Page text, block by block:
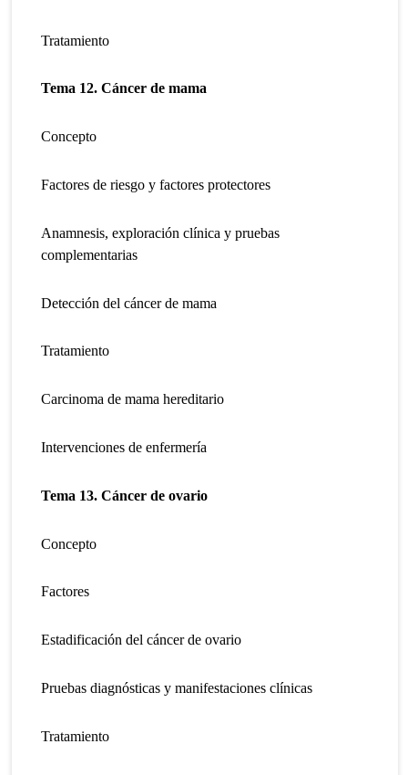
Tratamiento
Tema 12. Cáncer de mama
Concepto
Factores de riesgo y factores protectores
Anamnesis, exploración clínica y pruebas
complementarias
Detección del cáncer de mama
Tratamiento
Carcinoma de mama hereditario
Intervenciones de enfermería
Tema 13. Cáncer de ovario
Concepto
Factores
Estadificación del cáncer de ovario
Pruebas diagnósticas y manifestaciones clínicas
Tratamiento